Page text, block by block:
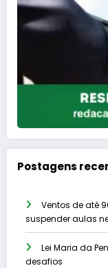
Postagens
Ventos de até
suspender aulas
Lei Maria da
desafios